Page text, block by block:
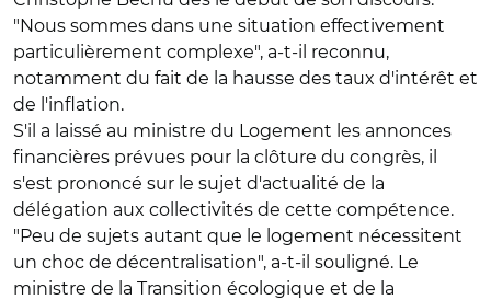
"Nous sommes dans une situation effectivement
particulièrement complexe", a-t-il reconnu,
notamment du fait de la hausse des taux d'intérêt et
de l'inflation.
S'il a laissé au ministre du Logement les annonces
financières prévues pour la clôture du congrès, il
s'est prononcé sur le sujet d'actualité de la
délégation aux collectivités de cette compétence.
"Peu de sujets autant que le logement nécessitent
un choc de décentralisation", a-t-il souligné. Le
ministre de la Transition écologique et de la